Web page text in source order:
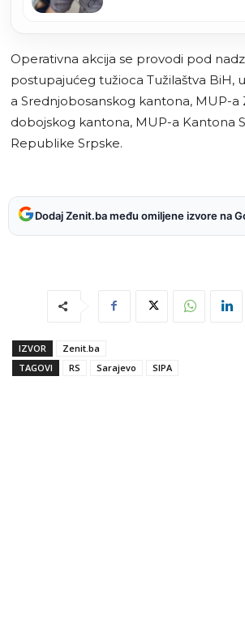
Operativna akcija se provodi pod
postupajućeg tužioca Tužilaštva BiH,
a Srednjobosanskog kantona, MUP-a
dobojskog kantona, MUP-a Kantona
Republike Srpske.
Dodaj Zenit.ba među omiljene izvore na
IZVOR
Zenit.ba
TAGOVI
RS Sarajevo SIPA